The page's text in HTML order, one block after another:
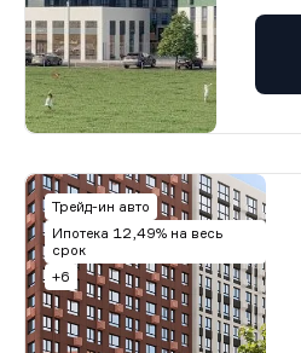
Трейд-ин авто
Ипотека 12,49% на весь
срок
+6